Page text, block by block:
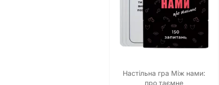
Настільна гра Між нами:
про таємне